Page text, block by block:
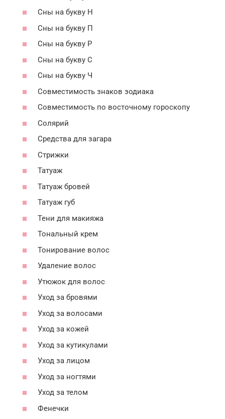
Сны на букву Н
Сны на букву П
Сны на букву Р
Сны на букву С
Сны на букву Ч
Совместимость знаков зодиака
Совместимость по восточному гороскопу
Солярий
Средства для загара
Стрижки
Татуаж
Татуаж бровей
Татуаж губ
Тени для макияжа
Тональный крем
Тонирование волос
Удаление волос
Утюжок для волос
Уход за бровями
Уход за волосами
Уход за кожей
Уход за кутикулами
Уход за лицом
Уход за ногтями
Уход за телом
Фенечки